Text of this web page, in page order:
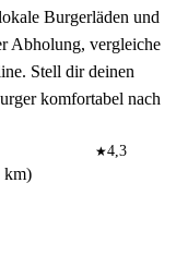
Burgerläden und
Abholung, vergleiche
Stell dir deinen
komfortabel nach
★4,3
km)